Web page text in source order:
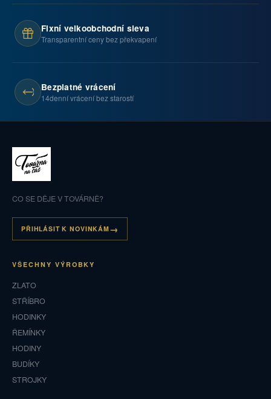
Fixní velkoobchodní sleva
Transparentní ceny bez překvapení
Bezplatné vrácení
14denní vrácení bez starostí
CO SE DĚJE V TOVÁRNĚ?
PŘIHLÁSIT K NOVINKÁM
VŠECHNY VÝROBKY
ZLATO
STŘÍBRO
HODINKY
ŘEMÍNKY
HODINY
BUDÍKY
STROJKY